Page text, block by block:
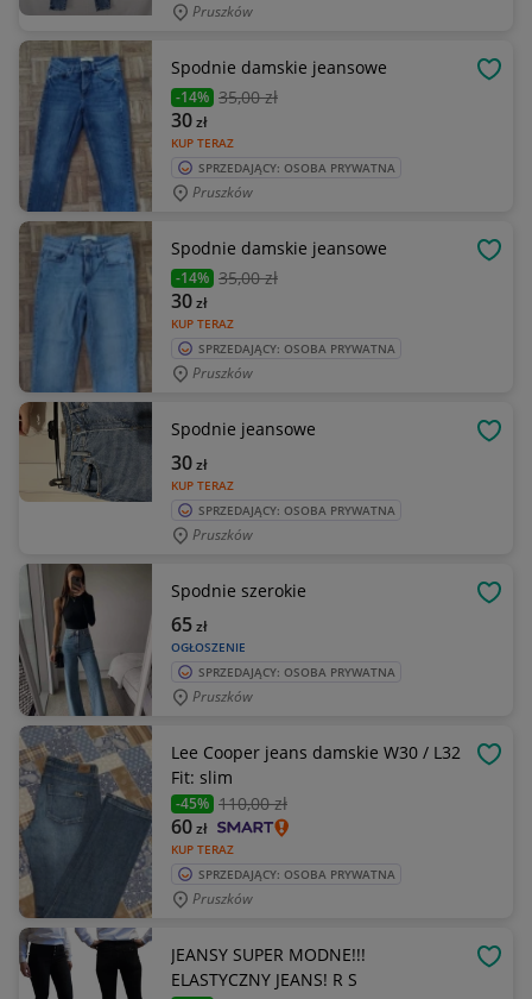
Pruszków
Spodnie damskie jeansowe
-14% 35,00 zł
KUP TERAZ
30zł
SPRZEDAJĄCY: OSOBA PRYWATNA
Pruszków
Spodnie damskie jeansowe
-14% 35,00 zł
KUP TERAZ
30zł
SPRZEDAJĄCY: OSOBA PRYWATNA
Pruszków
Spodnie jeansowe
KUP TERAZ
30zł
SPRZEDAJĄCY: OSOBA PRYWATNA
Pruszków
Spodnie szerokie
OGŁOSZENIE
65zł
SPRZEDAJĄCY: OSOBA PRYWATNA
Pruszków
Lee Cooper jeans damskie W30 / L32
Fit: slim
-45% 110,00 zł
KUP TERAZ
60zł
SPRZEDAJĄCY: OSOBA PRYWATNA
Pruszków
JEANSY SUPER MODNE!!!
ELASTYCZNY JEANS! R S